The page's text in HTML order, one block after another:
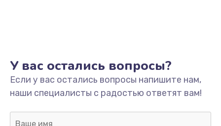
Заказать
Замена клавиатуры
от 1190 руб.
У вас остались вопросы?
Если у вас остались вопросы напишите нам,
наши специалисты с радостью ответят вам!